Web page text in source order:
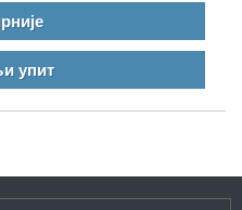
топлоте, клима
медијума.
упит